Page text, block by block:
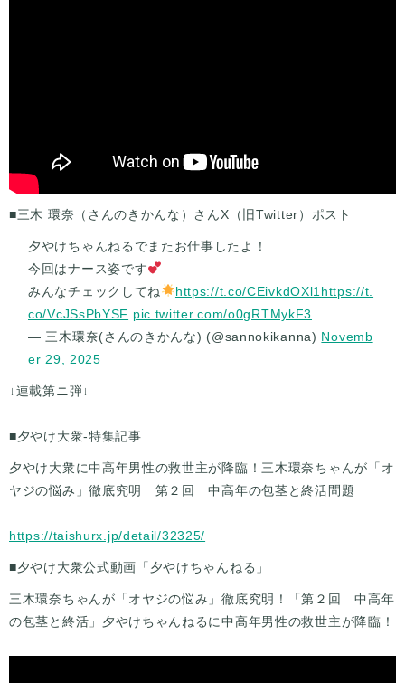
■三木 環奈（さんのきかんな）さんX（旧Twitter）ポスト
夕やけちゃんねるでまたお仕事したよ！
今回はナース姿です
みんなチェックしてね
https://t.co/CEivkdOXl1 https://t.
co/VcJSsPbYSF pic.twitter.com/o0gRTMykF3
— 三木環奈(さんのきかんな) (@sannokikanna) Novemb
er 29, 2025
↓連載第ニ弾↓
■夕やけ大衆-特集記事
夕やけ大衆に中高年男性の救世主が降臨！三木環奈ちゃんが「オ
ヤジの悩み」徹底究明 第２回 中高年の包茎と終活問題
https://taishurx.jp/detail/32325/
■夕やけ大衆公式動画「夕やけちゃんねる」
三木環奈ちゃんが「オヤジの悩み」徹底究明！「第２回 中高年
の包茎と終活」夕やけちゃんねるに中高年男性の救世主が降臨！